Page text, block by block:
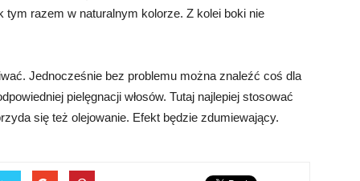
tym razem w naturalnym kolorze. Z kolei boki nie
Jednocześnie bez problemu można znaleźć coś dla
pielęgnacji włosów. Tutaj najlepiej stosować
się też olejowanie. Efekt będzie zdumiewający.